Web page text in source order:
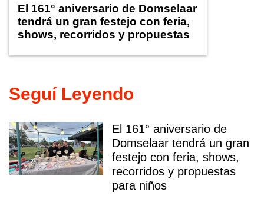
El 161° aniversario de Domselaar
tendrá un gran festejo con feria,
shows, recorridos y propuestas
Seguí Leyendo
El 161° aniversario de
Domselaar tendrá un gran
festejo con feria, shows,
recorridos y propuestas
para niños